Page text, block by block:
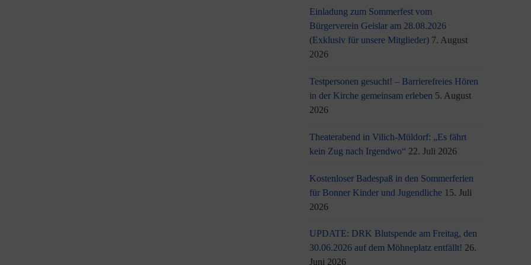
Einladung zum Sommerfest vom
Bürgerverein Geislar am 28.08.2026
(Exklusiv für unsere Mitglieder) 7. August
2026
Testpersonen gesucht! – Barrierefreies Hören
in der Kirche gemeinsam erleben 5. August
2026
Theaterabend in Vilich-Müldorf: „Es fährt
kein Zug nach Irgendwo“ 22. Juli 2026
Kostenloser Badespaß in den Sommerferien
für Bonner Kinder und Jugendliche 15. Juli
2026
UPDATE: DRK Blutspende am Freitag, den
30.06.2026 auf dem Möhneplatz entfällt! 26.
Juni 2026